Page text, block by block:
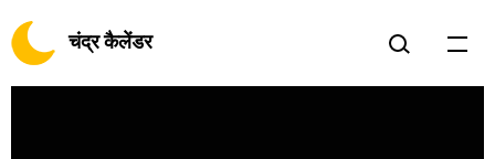
चंद्र कैलेंडर